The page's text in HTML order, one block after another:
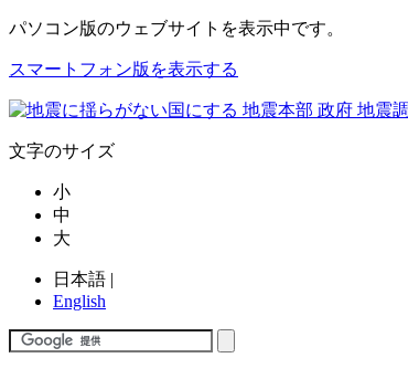
パソコン版のウェブサイトを表示中です。
スマートフォン版を表示する
文字のサイズ
小
中
大
日本語 |
English